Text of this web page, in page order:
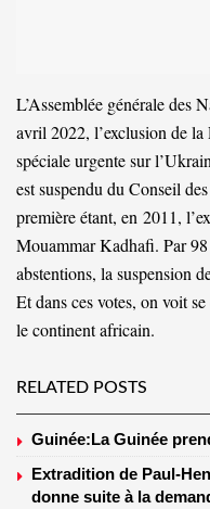
L’Assemblée générale des
avril 2022, l’exclusion de la
spéciale urgente sur
est suspendu du Conseil
première étant, en 2011,
Mouammar Kadhafi. Par
abstentions, la suspension
Et dans ces votes, on voit
le continent africain.
RELATED POSTS
Guinée:La Guinée
Extradition de Paul-
donne suite à la